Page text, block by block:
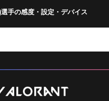
手の感度・設定・デバイス